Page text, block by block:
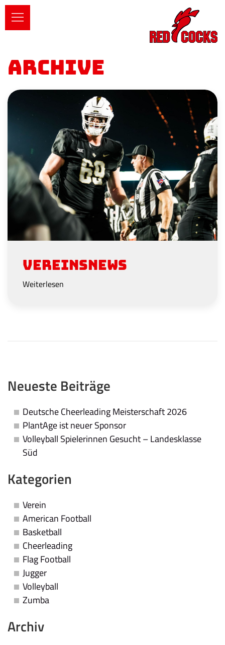
Archive
Vereinsnews
Weiterlesen
Neueste Beiträge
Deutsche Cheerleading Meisterschaft 2026
PlantAge ist neuer Sponsor
Volleyball Spielerinnen Gesucht – Landesklasse
Süd
Kategorien
Verein
American Football
Basketball
Cheerleading
Flag Football
Jugger
Volleyball
Zumba
Archiv